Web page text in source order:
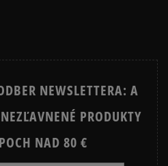
NEWSLETTERA: A
PRODUKTY
NAD 80 €